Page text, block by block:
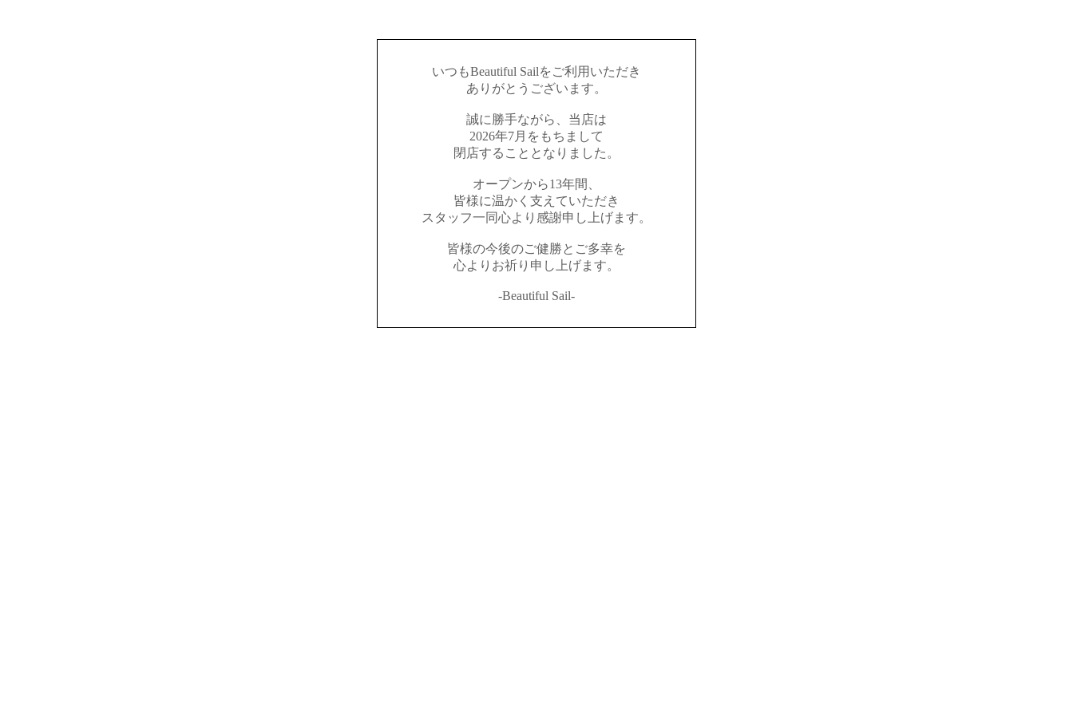
いつもBeautiful Sailをご利用いただき
ありがとうございます。
誠に勝手ながら、当店は
2026年7月をもちまして
閉店することとなりました。
オープンから13年間、
皆様に温かく支えていただき
スタッフ一同心より感謝申し上げます。
皆様の今後のご健勝とご多幸を
心よりお祈り申し上げます。
-Beautiful Sail-